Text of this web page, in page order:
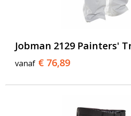
Jobman 2129 Painters'
vanaf € 76,89